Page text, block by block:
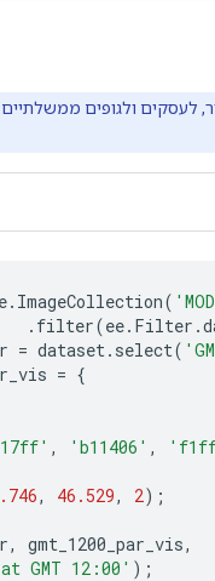
. ImageCollection(
. filter(ee. Filter .
= dataset. select(
= {
, 'b11406' ,
, 46.529, 2);
, gmt_1200_par_vis,
GMT 12:00' );